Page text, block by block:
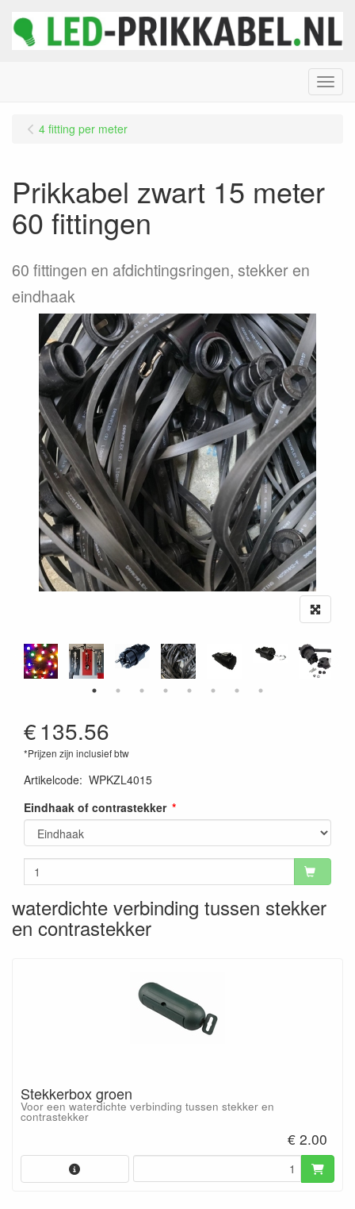
Menu
4 fitting per meter
Prikkabel zwart 15 meter
60 fittingen
60 fittingen en afdichtingsringen, stekker en
eindhaak
€135.56
*Prijzen zijn inclusief btw
Artikelcode: WPKZL4015
Eindhaak of contrastekker
waterdichte verbinding tussen stekker
en contrastekker
Stekkerbox groen
Voor een waterdichte verbinding tussen stekker en
contrastekker
€ 2.00